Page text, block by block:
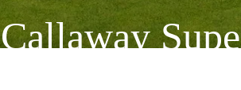
Callaway